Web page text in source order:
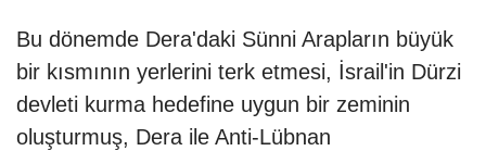
Bu dönemde Dera'daki Sünni Arapların büyük
bir kısmının yerlerini terk etmesi, İsrail'in Dürzi
devleti kurma hedefine uygun bir zeminin
oluşturmuş, Dera ile Anti-Lübnan